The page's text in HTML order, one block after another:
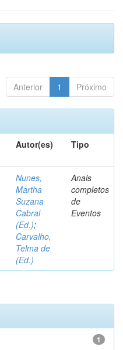
Anterior 1 Próximo
Autor(es) Tipo
Nunes,
Martha
Suzana
Cabral
(Ed.);
Carvalho,
Telma de
(Ed.)
Anais
completos
de
Eventos
1